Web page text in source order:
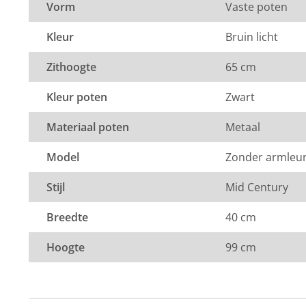
Vorm
Vaste poten
Kleur
Bruin licht
Zithoogte
65 cm
Kleur poten
Zwart
Materiaal poten
Metaal
Model
Zonder
Stijl
Mid Century
Breedte
40 cm
Hoogte
99 cm